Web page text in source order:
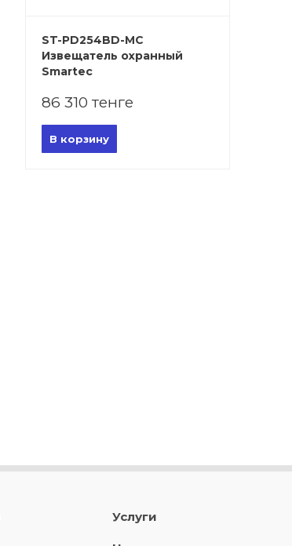
ST-PD254BD-MC
Извещатель охранный
Smartec
86 310 тенге
В корзину
Услуги